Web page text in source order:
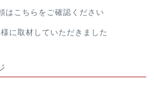
は こちら をご確認ください
に取材していただきました